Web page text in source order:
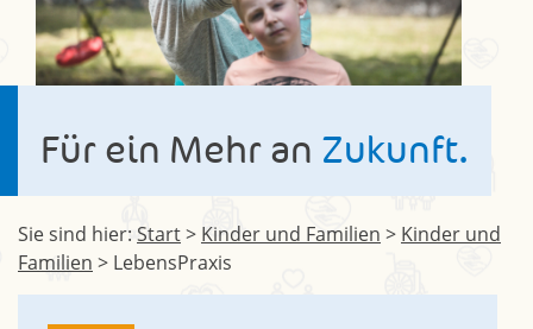
Für ein Mehr an Zukunft.
Sie sind hier: Start> Kinder und Familien > Kinder und
Familien > LebensPraxis